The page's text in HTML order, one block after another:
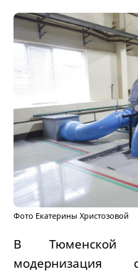
Фото Екатерины Христозовой
В Тюменской
модернизация